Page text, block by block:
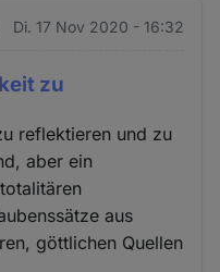
Di. 17 Nov 2020 - 16:32
zu
reflektieren und zu
aber ein
aus
göttlichen Quellen